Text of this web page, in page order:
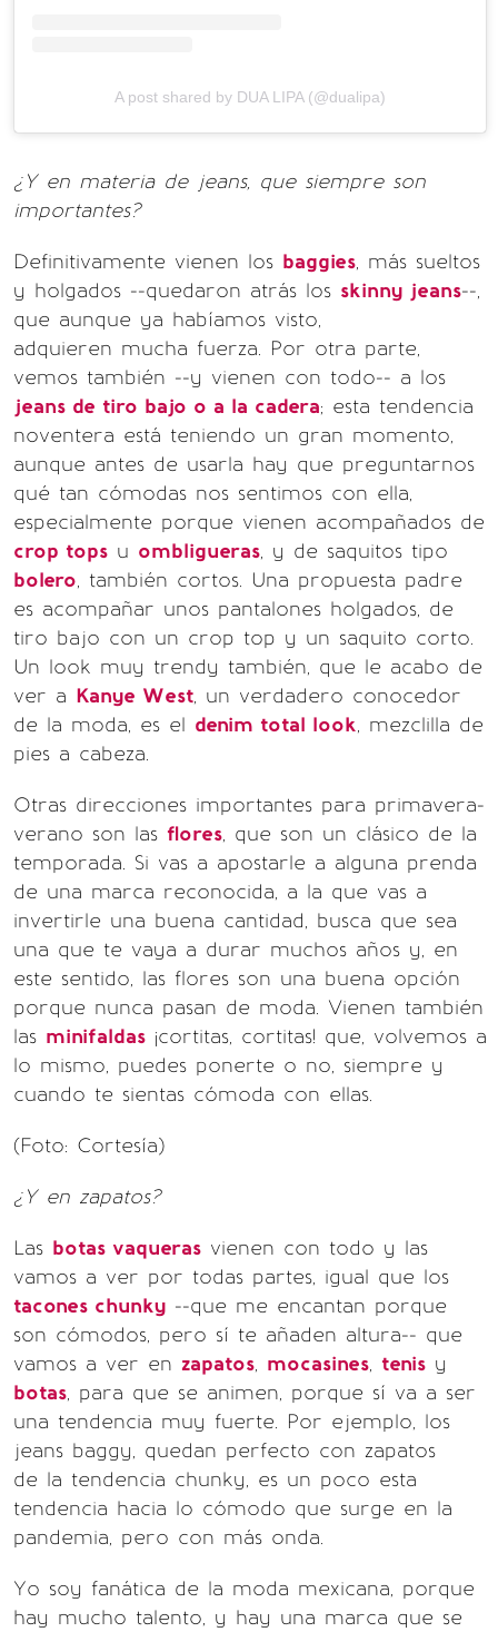
A post shared by DUA LIPA (@dualipa)
¿Y en materia de jeans, que siempre son
importantes?
Definitivamente vienen los baggies, más sueltos
y holgados --quedaron atrás los skinny jeans--,
que aunque ya habíamos visto,
adquieren mucha fuerza. Por otra parte,
vemos también --y vienen con todo-- a los
jeans de tiro bajo o a la cadera; esta tendencia
noventera está teniendo un gran momento,
aunque antes de usarla hay que preguntarnos
qué tan cómodas nos sentimos con ella,
especialmente porque vienen acompañados de
crop tops u ombligueras, y de saquitos tipo
bolero, también cortos. Una propuesta padre
es acompañar unos pantalones holgados, de
tiro bajo con un crop top y un saquito corto.
Un look muy trendy también, que le acabo de
ver a Kanye West, un verdadero conocedor
de la moda, es el denim total look, mezclilla de
pies a cabeza.
Otras direcciones importantes para primavera-
verano son las flores, que son un clásico de la
temporada. Si vas a apostarle a alguna prenda
de una marca reconocida, a la que vas a
invertirle una buena cantidad, busca que sea
una que te vaya a durar muchos años y, en
este sentido, las flores son una buena opción
porque nunca pasan de moda. Vienen también
las minifaldas ¡cortitas, cortitas! que, volvemos a
lo mismo, puedes ponerte o no, siempre y
cuando te sientas cómoda con ellas.
(Foto: Cortesía)
¿Y en zapatos?
Las botas vaqueras vienen con todo y las
vamos a ver por todas partes, igual que los
tacones chunky --que me encantan porque
son cómodos, pero sí te añaden altura-- que
vamos a ver en zapatos, mocasines, tenis y
botas, para que se animen, porque sí va a ser
una tendencia muy fuerte. Por ejemplo, los
jeans baggy, quedan perfecto con zapatos
de la tendencia chunky, es un poco esta
tendencia hacia lo cómodo que surge en la
pandemia, pero con más onda.
Yo soy fanática de la moda mexicana, porque
hay mucho talento, y hay una marca que se